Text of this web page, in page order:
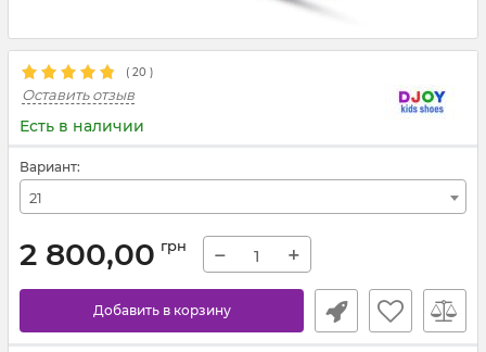
( 20 )
Оставить отзыв
Есть в наличии
Вариант:
21
2 800,00 грн − +
Добавить в корзину